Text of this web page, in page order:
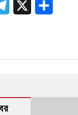
Telegram